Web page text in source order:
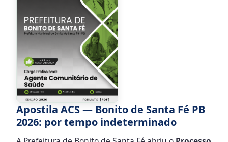
Apostila ACS — Bonito de Santa Fé PB
2026: por tempo indeterminado